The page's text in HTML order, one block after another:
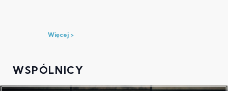
Więcej
WSPÓLNICY